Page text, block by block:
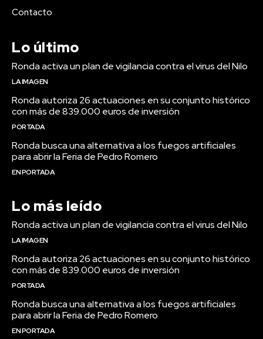
Contacto
Lo último
Ronda activa un plan de vigilancia contra el virus del Nilo
LA IMAGEN
Ronda autoriza 26 actuaciones en su conjunto histórico
con más de 839.000 euros de inversión
PORTADA
Ronda busca una alternativa a los fuegos artificiales
para abrir la Feria de Pedro Romero
EN PORTADA
Lo más leído
Ronda activa un plan de vigilancia contra el virus del Nilo
LA IMAGEN
Ronda autoriza 26 actuaciones en su conjunto histórico
con más de 839.000 euros de inversión
PORTADA
Ronda busca una alternativa a los fuegos artificiales
para abrir la Feria de Pedro Romero
EN PORTADA